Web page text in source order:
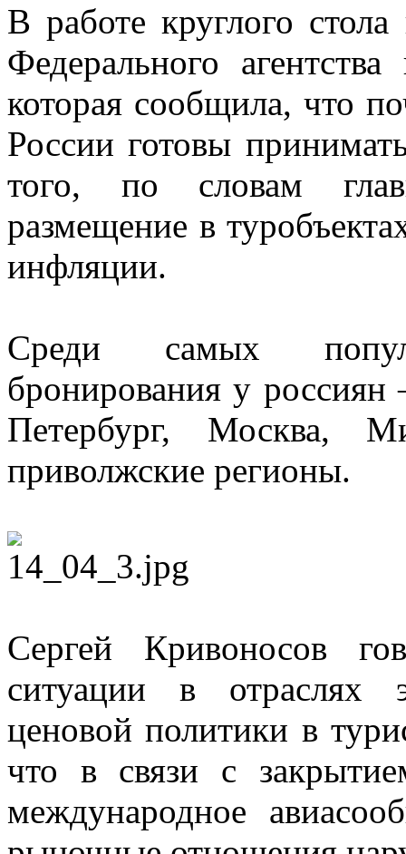
В работе круглого
Федерального
которая сообщила, что
России готовы
того, по словам
размещение в
инфляции.
Среди самых
бронирования у
Петербург, Москва,
приволжские регионы.
Сергей Кривоносов
ситуации в отраслях
ценовой политики в
что в связи с
международное